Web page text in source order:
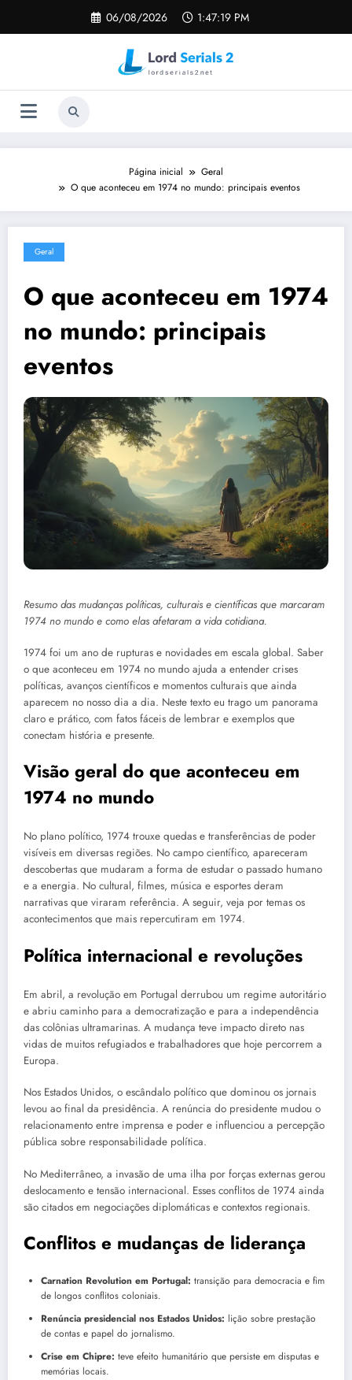
o
06/08/2026 1:47:20 PM
Página inicial
Geral
O que aconteceu em 1974 no mundo: principais eventos
Geral
O que aconteceu em 1974
no mundo: principais
eventos
Resumo das mudanças políticas, culturais e científicas que marcaram
1974 no mundo e como elas afetaram a vida cotidiana.
1974 foi um ano de rupturas e novidades em escala global. Saber
o que aconteceu em 1974 no mundo ajuda a entender crises
políticas, avanços científicos e momentos culturais que ainda
aparecem no nosso dia a dia. Neste texto eu trago um panorama
claro e prático, com fatos fáceis de lembrar e exemplos que
conectam história e presente.
Visão geral do que aconteceu em
1974 no mundo
No plano político, 1974 trouxe quedas e transferências de poder
visíveis em diversas regiões. No campo científico, apareceram
descobertas que mudaram a forma de estudar o passado humano
e a energia. No cultural, filmes, música e esportes deram
narrativas que viraram referência. A seguir, veja por temas os
acontecimentos que mais repercutiram em 1974.
Política internacional e revoluções
Em abril, a revolução em Portugal derrubou um regime autoritário
e abriu caminho para a democratização e para a independência
das colônias ultramarinas. A mudança teve impacto direto nas
vidas de muitos refugiados e trabalhadores que hoje percorrem a
Europa.
Nos Estados Unidos, o escândalo político que dominou os jornais
levou ao final da presidência. A renúncia do presidente mudou o
relacionamento entre imprensa e poder e influenciou a percepção
pública sobre responsabilidade política.
No Mediterrâneo, a invasão de uma ilha por forças externas gerou
deslocamento e tensão internacional. Esses conflitos de 1974 ainda
são citados em negociações diplomáticas e contextos regionais.
Conflitos e mudanças de liderança
Carnation Revolution em Portugal: transição para democracia e fim
de longos conflitos coloniais.
Renúncia presidencial nos Estados Unidos: lição sobre prestação
de contas e papel do jornalismo.
Crise em Chipre: teve efeito humanitário que persiste em disputas e
memórias locais.